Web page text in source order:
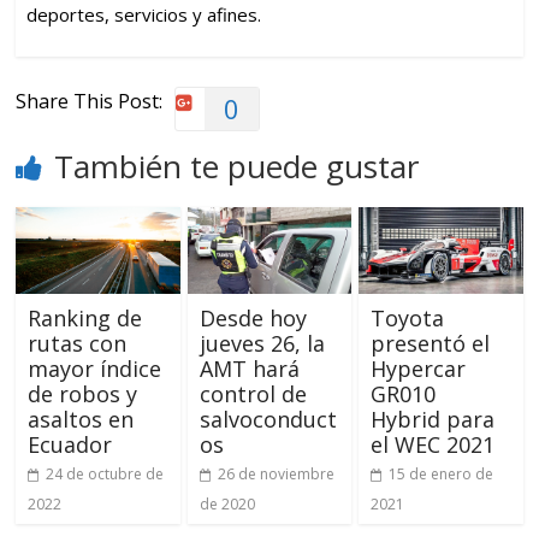
deportes, servicios y afines.
Share This Post: 0
También te puede gustar
Ranking de
rutas con
mayor índice
de robos y
asaltos en
Ecuador
24 de octubre de
2022
Desde hoy
jueves 26, la
AMT hará
control de
salvoconduct
os
26 de noviembre
de 2020
Toyota
presentó el
Hypercar
GR010
Hybrid para
el WEC 2021
15 de enero de
2021